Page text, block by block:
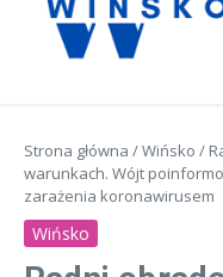
Strona główna /Wińsko /
warunkach. Wójt
zarażenia koronawirusem
Wińsko